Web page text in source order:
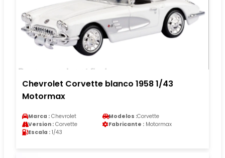
Chevrolet Corvette blanco 1958 1/43
Motormax
Marca : Chevrolet Modelos :Corvette
Version : Corvette Fabricante : Motormax
Escala : 1/43